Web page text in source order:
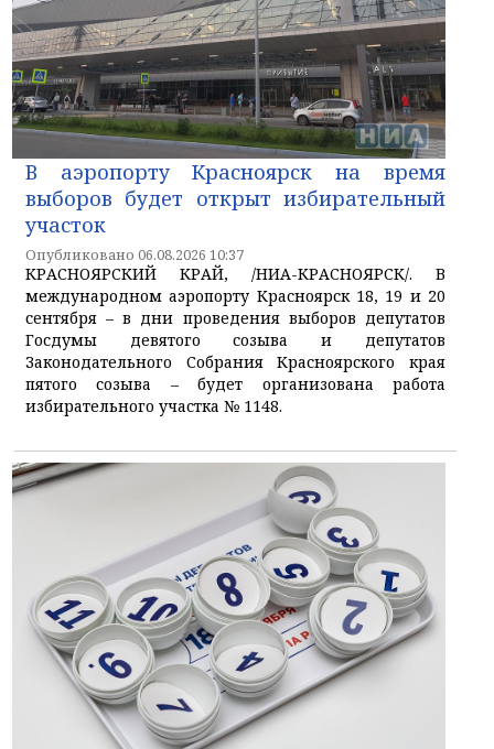
В аэропорту Красноярск на время
выборов будет открыт избирательный
участок
Опубликовано 06.08.2026 10:37
КРАСНОЯРСКИЙ КРАЙ, /НИА-КРАСНОЯРСК/. В
международном аэропорту Красноярск 18, 19 и 20
сентября – в дни проведения выборов депутатов
Госдумы девятого созыва и депутатов
Законодательного Собрания Красноярского края
пятого созыва – будет организована работа
избирательного участка № 1148.